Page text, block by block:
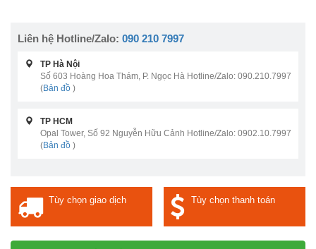
Liên hệ Hotline/Zalo: 090 210 7997
TP Hà Nội
Số 603 Hoàng Hoa Thám, P. Ngọc Hà Hotline/Zalo: 090.210.7997
(Bản đồ )
TP HCM
Opal Tower, Số 92 Nguyễn Hữu Cảnh Hotline/Zalo: 0902.10.7997
(Bản đồ )
Tùy chọn giao dịch Tùy chọn thanh toán